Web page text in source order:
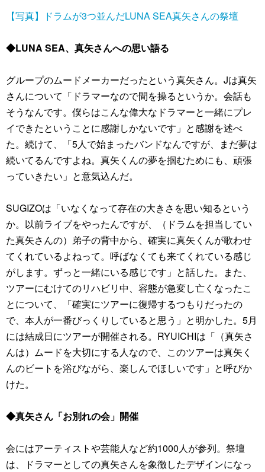
【写真】ドラムが3つ並んだLUNA SEA真矢さんの祭壇
◆LUNA SEA、真矢さんへの思い語る
グループのムードメーカーだったという真矢さん。Jは真矢
さんについて「ドラマーなので間を操るというか。会話も
そうなんです。僕らはこんな偉大なドラマーと一緒にプレ
イできたということに感謝しかないです」と感謝を述べ
た。続けて、「5人で始まったバンドなんですが、まだ夢は
続いてるんですよね。真矢くんの夢を掴むためにも、頑張
っていきたい」と意気込んだ。
SUGIZOは「いなくなって存在の大きさを思い知るという
か。以前ライブをやったんですが、（ドラムを担当してい
た真矢さんの）弟子の背中から、確実に真矢くんが歌わせ
てくれているよねって。呼ばなくても来てくれている感じ
がします。ずっと一緒にいる感じです」と話した。また、
ツアーにむけてのリハビリ中、容態が急変し亡くなったこ
とについて、「確実にツアーに復帰するつもりだったの
で、本人が一番びっくりしていると思う」と明かした。5月
には結成日にツアーが開催される。RYUICHIは「（真矢さ
んは）ムードを大切にする人なので、このツアーは真矢く
んのビートを浴びながら、楽しんでほしいです」と呼びか
けた。
◆真矢さん「お別れの会」開催
会にはアーティストや芸能人など約1000人が参列。祭壇
は、ドラマーとしての真矢さんを象徴したデザインになっ